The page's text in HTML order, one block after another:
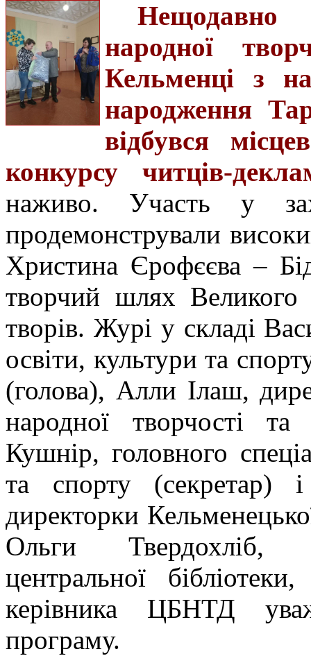
Нещодавно
народної
Кельменці з
народження
відбувся
конкурсу читців-
наживо. Участь у
продемонстрували
Христина Єрофєєва –
творчий шлях Великого
творів. Журі у складі
освіти, культури та
(голова), Алли Ілаш,
народної творчості
Кушнір, головного
та спорту (секретар)
директорки
Ольги Твердохліб,
центральної
керівника ЦБНТД
програму.